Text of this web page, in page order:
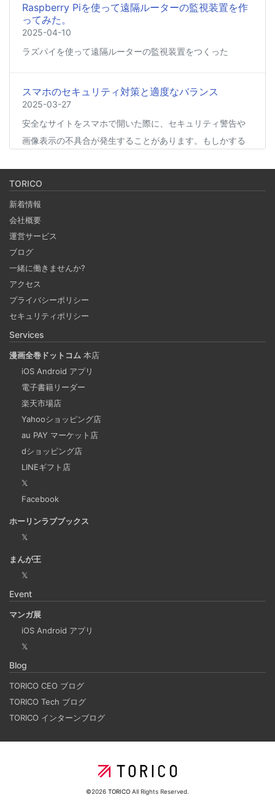
Raspberry Piを使って遠隔ルーターの監視装置を作
ってみた。
2025-04-10
ラズパイを使って遠隔ルーターの監視装置をつくった
スマホのセキュリティ対策と適度なバランス
2025-03-27
安全なサイトをスマホで開いた際に、セキュリティ警告や
画像表示の不具合が発生することがあります。もしかする
ィ対策とその影響について簡単にご紹介します。
Coima + Rosetta 2 で、Apple Silicon 上で x86_64
の Docker イメージをビルドする (Docker desktop
やめる)
2025-03-24
Docker Desktop を使わずに、Mac で x86 の Docker イメ
ージのビルドをする手順を書いています。Colima と
Rosetta2 を使って、クロスアーキテクチャーでビルドする
方法です。Lima, QEmu, nerdctl の実例も記載しています。
2025-03-21
についてご紹介します。 Slackでは、業務で決めたことや会
議の開始前にリマインダーを設定しておくと、とても便利
です。 忙しいと、いくらスケジュールを頭に入れていて
も、仕事に没頭してしまい、他の業務や会議の開始時間を
過ぎてしまうことがあります。そんな経験がある方には、
この機能が非常に役立つと思います。
Laravelを使って簡単にReactを開発できる環境を作
成する
2025-03-18
Laravelを使って簡単にReactの開発環境を構築する。 以前
はPython（Django）＋React（TypeScript）で挫折した
が、今回は得意なPHP（Laravel）をバックエンドにするこ
とで、Reactの学習に集中できる環境を整える。 また、低
コストで構築し、トラブル時の原因特定を容易にすること
を目的としています。
ホーリンラブブックスのリニューアルした時の話
ラブブックスがあります。
TORICO
新着情報
会社概要
運営サービス
ブログ
一緒に働きませんか?
アクセス
プライバシーポリシー
セキュリティポリシー
Services
漫画全巻ドットコム 本店
iOS Android アプリ
電子書籍リーダー
楽天市場店
Yahooショッピング店
au PAY マーケット店
dショッピング店
LINEギフト店
𝕏
Facebook
ホーリンラブブックス
𝕏
まんが王
𝕏
Event
マンガ展
iOS Android アプリ
𝕏
Blog
TORICO CEO ブログ
TORICO Tech ブログ
TORICO インターンブログ
©2026 TORICO All Rights Reserved.